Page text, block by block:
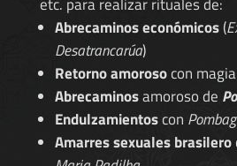
Abrecaminos económicos(
Desatrancarúa)
Retorno amorosocon
Abrecaminosamoroso de
Endulzamientoscon
Amarres sexuales brasilero